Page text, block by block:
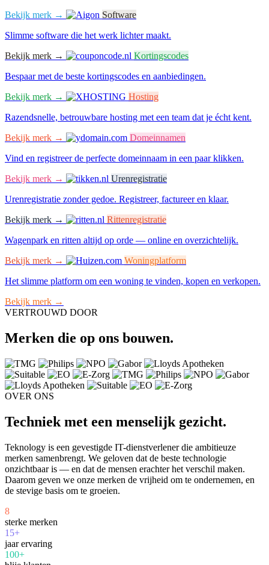
Bekijk merk →
Software
Slimme software die het werk lichter maakt.
Bekijk merk →
Kortingscodes
Bespaar met de beste kortingscodes en aanbiedingen.
Bekijk merk →
Hosting
Razendsnelle, betrouwbare hosting met een team dat je écht kent.
Bekijk merk →
Domeinnamen
Vind en registreer de perfecte domeinnaam in een paar klikken.
Bekijk merk →
Urenregistratie
Urenregistratie zonder gedoe. Registreer, factureer en klaar.
Bekijk merk →
Rittenregistratie
Wagenpark en ritten altijd op orde — online en overzichtelijk.
Bekijk merk →
Woningplatform
Het slimme platform om een woning te vinden, kopen en verkopen.
Bekijk merk →
VERTROUWD DOOR
Merken die op ons bouwen.
OVER ONS
Techniek met een menselijk gezicht.
Teknology is een gevestigde IT-dienstverlener die ambitieuze
merken samenbrengt. We geloven dat de beste technologie
onzichtbaar is — en dat de mensen erachter het verschil maken.
Daarom geven we onze merken de vrijheid om te ondernemen, en
de stevige basis om te groeien.
8
sterke merken
15+
jaar ervaring
100+